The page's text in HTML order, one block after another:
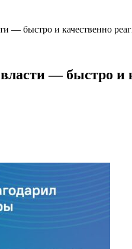
— быстро и качественно
— быстро и